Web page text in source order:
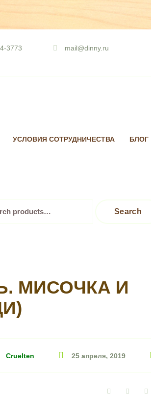
to
3773 mail@dinny.ru
УСЛОВИЯ СОТРУДНИЧЕСТВА БЛОГ
Search
МИСОЧКА И
Cruelten 25 апреля, 2019
FacebookTwitter